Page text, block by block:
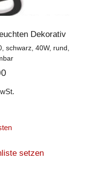
Dekorativ
schwarz, 40W, rund,
setzen